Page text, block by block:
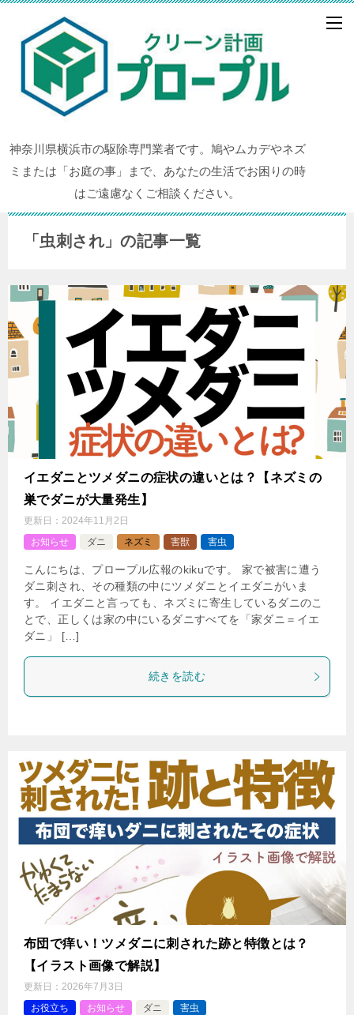
神奈川県横浜市の駆除専門業者です。鳩やムカデやネズ
ミまたは「お庭の事」まで、あなたの生活でお困りの時
はご遠慮なくご相談ください。
「虫刺され」の記事一覧
イエダニとツメダニの症状の違いとは？【ネズミの
巣でダニが大量発生】
更新日： 2024年11月2日
お知らせ
ダニ ネズミ 害獣 害虫
こんにちは、プロープル広報のkikuです。 家で被害に遭う
ダニ刺され、その種類の中にツメダニとイエダニがいま
す。 イエダニと言っても、ネズミに寄生しているダニのこ
とで、正しくは家の中にいるダニすべてを「家ダニ＝イエ
ダニ」 […]
続きを読む
布団で痒い！ツメダニに刺された跡と特徴とは？
【イラスト画像で解説】
更新日： 2026年7月3日
お役立ち
お知らせ ダニ 害虫